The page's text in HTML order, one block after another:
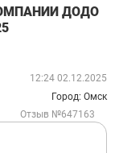
ДОДО
12:24 02.12.2025
Город: Омск
Отзыв №647163